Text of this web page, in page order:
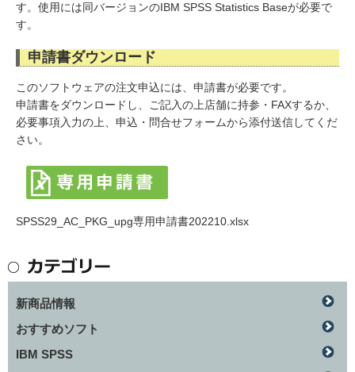
す。使用には同バージョンのIBM SPSS Statistics Baseが必要で
す。
申請書ダウンロード
このソフトウェアの注文申込には、申請書が必要です。
申請書をダウンロードし、ご記入の上店舗に持参・FAXするか、
必要事項入力の上、申込・問合せフォームから添付送信してくだ
さい。
SPSS29_AC_PKG_upg専用申請書202210.xlsx
新商品情報
おすすめソフト
IBM SPSS